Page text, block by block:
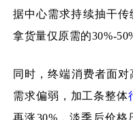
据中心需求持续抽干
拿货量仅原需的30%-
同时，终端消费者面
需求偏弱，加工条整体
再涨30%，淡季后价